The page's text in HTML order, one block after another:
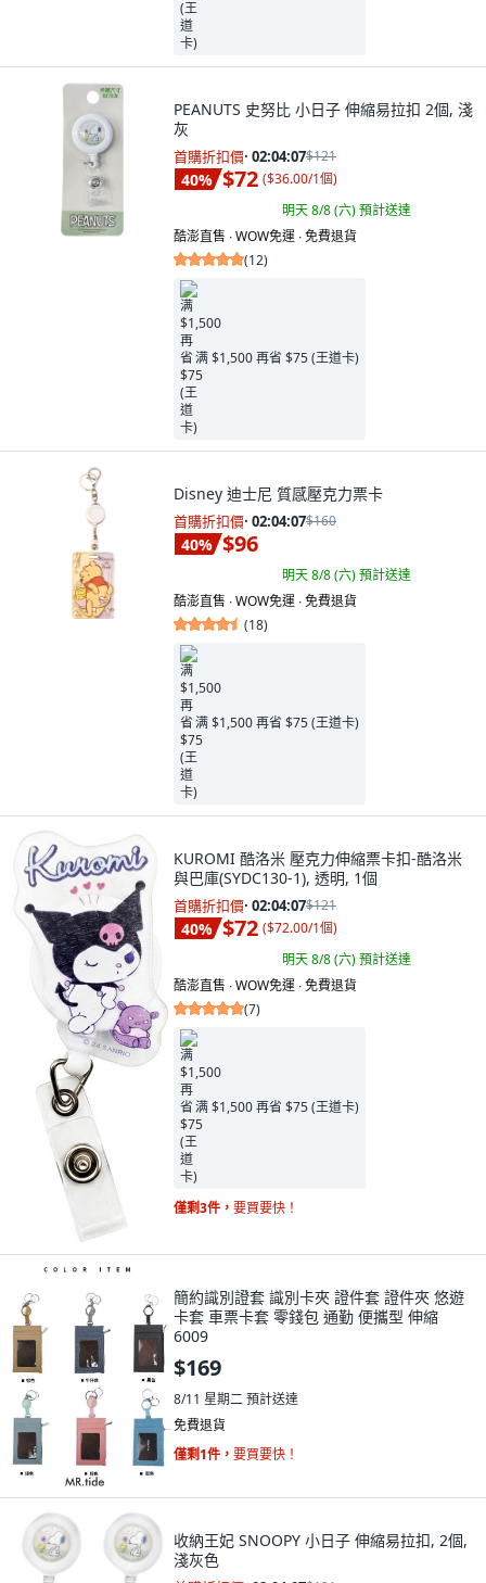
PEANUTS 史努比 小日子 伸縮易拉扣 2個, 淺
灰
首購折扣價· 02:04:05$121
40% $72 ($36.00/1個)
明天 8/8 (六)預計送達
酷澎直售 ∙ WOW免運 ∙ 免費退貨
(12)
满 $1,500 再省 $75 (王道卡)
Disney 迪士尼 質感壓克力票卡
首購折扣價· 02:04:05$160
40% $96
明天 8/8 (六)預計送達
酷澎直售 ∙ WOW免運 ∙ 免費退貨
(18)
满 $1,500 再省 $75 (王道卡)
KUROMI 酷洛米 壓克力伸縮票卡扣-酷洛米
與巴庫(SYDC130-1), 透明, 1個
首購折扣價· 02:04:05$121
40% $72 ($72.00/1個)
明天 8/8 (六)預計送達
酷澎直售 ∙ WOW免運 ∙ 免費退貨
(7)
满 $1,500 再省 $75 (王道卡)
僅剩3件， 要買要快！
簡約識別證套 識別卡夾 證件套 證件夾 悠遊
卡套 車票卡套 零錢包 通勤 便攜型 伸縮
6009
$169
8/11 星期二預計送達
免費退貨
僅剩1件， 要買要快！
收納王妃 SNOOPY 小日子 伸縮易拉扣, 2個,
淺灰色